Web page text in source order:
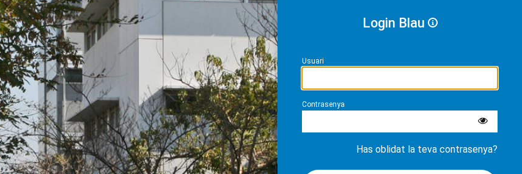
Login Blau
Usuari
Contrasenya
Has oblidat la teva contrasenya?